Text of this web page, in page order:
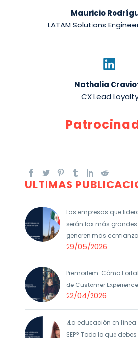
Mauricio
LATAM Solutions
Nathalia
CX Lead Loyalty
ULTIMAS
Las empresas que
serán las más
generen más
29/05/2026
Premortem: Cómo
de Customer Experience
22/04/2026
¿La educación en
SEP? Todo lo que